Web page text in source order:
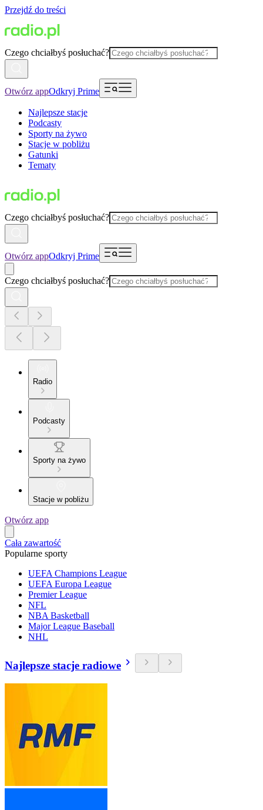
Przejdź do treści
Czego chciałbyś posłuchać?
Otwórz appOdkryj Prime
Najlepsze stacje
Podcasty
Sporty na żywo
Stacje w pobliżu
Gatunki
Tematy
Czego chciałbyś posłuchać?
Otwórz appOdkryj Prime
Czego chciałbyś posłuchać?
Radio
Podcasty
Sporty na żywo
Stacje w pobliżu
Otwórz app
Cała zawartość
Popularne sporty
UEFA Champions League
UEFA Europa League
Premier League
NFL
NBA Basketball
Major League Baseball
NHL
Najlepsze stacje radiowe